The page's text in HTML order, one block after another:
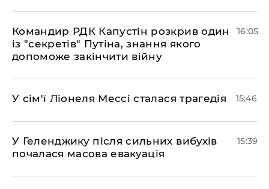
Командир РДК Капустін розкрив один
із "секретів" Путіна, знання якого
допоможе закінчити війну
16:05
У сім'ї Ліонеля Мессі сталася трагедія 15:46
У Геленджику після сильних вибухів
почалася масова евакуація
15:39